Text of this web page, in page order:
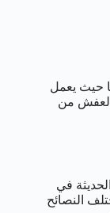
حيث يعمل
من
في
النصائح